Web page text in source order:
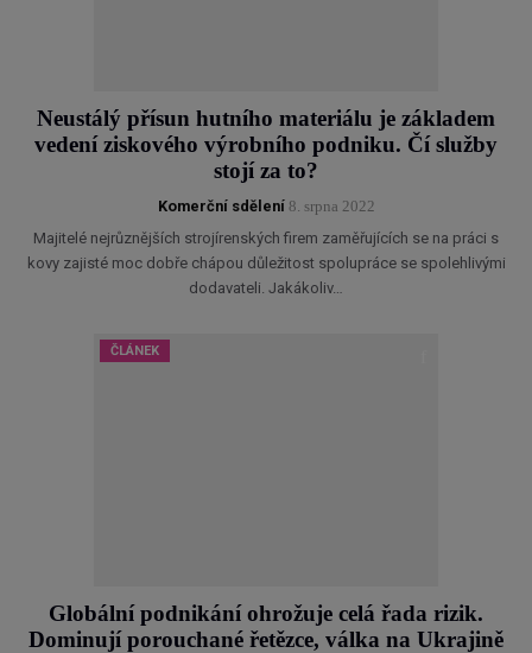
Neustálý přísun hutního materiálu je základem
vedení ziskového výrobního podniku. Čí služby
stojí za to?
Komerční sdělení8. srpna 2022
Majitelé nejrůznějších strojírenských firem zaměřujících se na práci s
kovy zajisté moc dobře chápou důležitost spolupráce se spolehlivými
dodavateli. Jakákoliv…
ČLÁNEK
Globální podnikání ohrožuje celá řada rizik.
Dominují porouchané řetězce, válka na Ukrajině